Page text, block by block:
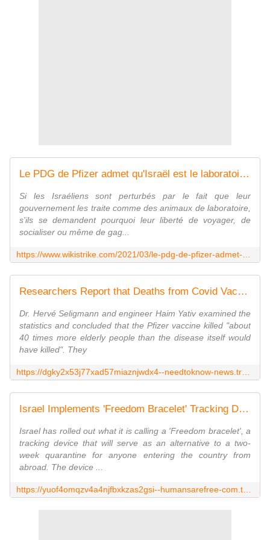
Le PDG de Pfizer admet qu'Israël est le laboratoire du monde - Wikistrike
Si les Israéliens sont perturbés par le fait que leur
gouvernement les traite comme des animaux de laboratoire,
s'ils se demandent pourquoi leur liberté de voyager, de
socialiser ou même de gag...
Researchers Report that Deaths from Covid Vaccine for Israel's Elderly is 40 Times Greater than Deaths from Covid-19 Itself
Dr. Hervé Seligmann and engineer Haim Yativ examined the
statistics and concluded that the Pfizer vaccine killed "about
40 times more elderly people than the disease itself would
have killed". They
Israel Implements 'Freedom Bracelet' Tracking Device for Travelers (For a Virus With a 99.95% Survival Rate for People Under 70)
Israel has rolled out what it is calling a 'Freedom bracelet', a
tracking device that will serve as an alternative to a two-
week quarantine for anyone entering the country from
abroad. The device ...